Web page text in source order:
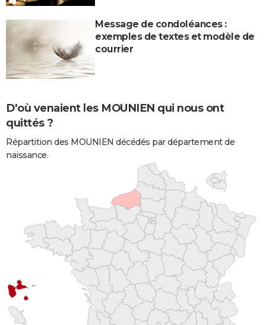
Message de condoléances :
exemples de textes et modèle de
courrier
D'où venaient les MOUNIEN qui nous ont
quittés ?
Répartition des MOUNIEN décédés par département de
naissance.